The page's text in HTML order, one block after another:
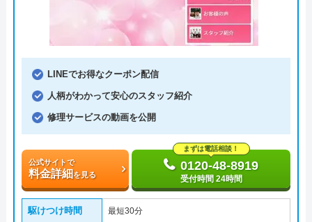
LINEでお得なクーポン配信
人柄がわかって安心のスタッフ紹介
修理サービスの動画を公開
公式サイトで
料金詳細を見る
まずは電話相談！
0120-48-8919
受付時間 24時間
駆けつけ時間 最短30分